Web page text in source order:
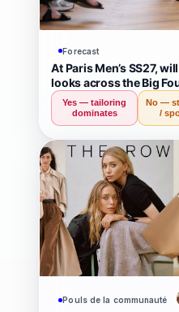
Forecast
At Paris Men’s SS27,
looks across the Big
Yes — tailoring
dominates
No —
/
Pouls de la communauté